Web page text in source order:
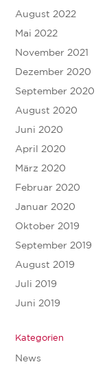
August 2022
Mai 2022
November 2021
Dezember 2020
September 2020
August 2020
Juni 2020
April 2020
März 2020
Februar 2020
Januar 2020
Oktober 2019
September 2019
August 2019
Juli 2019
Juni 2019
Kategorien
News